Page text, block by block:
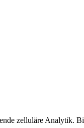
zelluläre Analytik.